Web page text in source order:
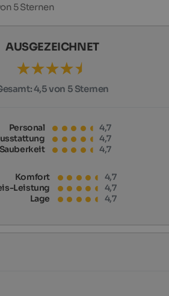
5 Sternen
AUSGEZEICHNET
4,5 von 5 Sternen
Personal
4,7
4,7
Sauberkeit
4,7
Komfort
4,7
Leistung
4,7
Lage
4,7